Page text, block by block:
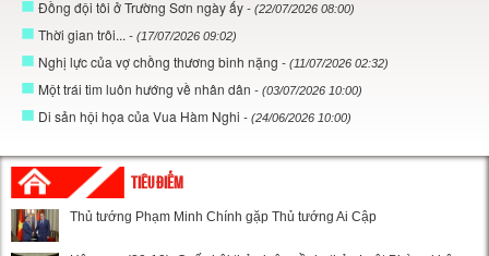
Đồng đội tôi ở Trường Sơn ngày ấy - (22/07/2026 08:00)
Thời gian trôi... - (17/07/2026 09:02)
Nghị lực của vợ chồng thương binh nặng - (11/07/2026 02:32)
Một trái tim luôn hướng về nhân dân - (03/07/2026 10:00)
Di sản hội họa của Vua Hàm Nghi - (24/06/2026 10:00)
TIÊU ĐIỂM
Thủ tướng Phạm Minh Chính gặp Thủ tướng Ai Cập